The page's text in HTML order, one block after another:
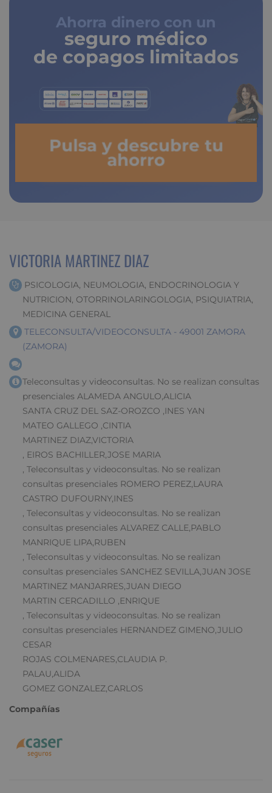
Ahorra dinero con un
seguro médico
de copagos limitados
Pulsa y descubre tu
ahorro
VICTORIA MARTINEZ DIAZ
PSICOLOGIA, NEUMOLOGIA, ENDOCRINOLOGIA Y
NUTRICION, OTORRINOLARINGOLOGIA, PSIQUIATRIA,
MEDICINA GENERAL
TELECONSULTA/VIDEOCONSULTA - 49001 ZAMORA
(ZAMORA)
Teleconsultas y videoconsultas. No se realizan consultas
presenciales ALAMEDA ANGULO,ALICIA
SANTA CRUZ DEL SAZ-OROZCO ,INES YAN
MATEO GALLEGO ,CINTIA
MARTINEZ DIAZ,VICTORIA
, EIROS BACHILLER,JOSE MARIA
, Teleconsultas y videoconsultas. No se realizan
consultas presenciales ROMERO PEREZ,LAURA
CASTRO DUFOURNY,INES
, Teleconsultas y videoconsultas. No se realizan
consultas presenciales ALVAREZ CALLE,PABLO
MANRIQUE LIPA,RUBEN
, Teleconsultas y videoconsultas. No se realizan
consultas presenciales SANCHEZ SEVILLA,JUAN JOSE
MARTINEZ MANJARRES,JUAN DIEGO
MARTIN CERCADILLO ,ENRIQUE
, Teleconsultas y videoconsultas. No se realizan
consultas presenciales HERNANDEZ GIMENO,JULIO
CESAR
ROJAS COLMENARES,CLAUDIA P.
PALAU,ALIDA
GOMEZ GONZALEZ,CARLOS
Compañías